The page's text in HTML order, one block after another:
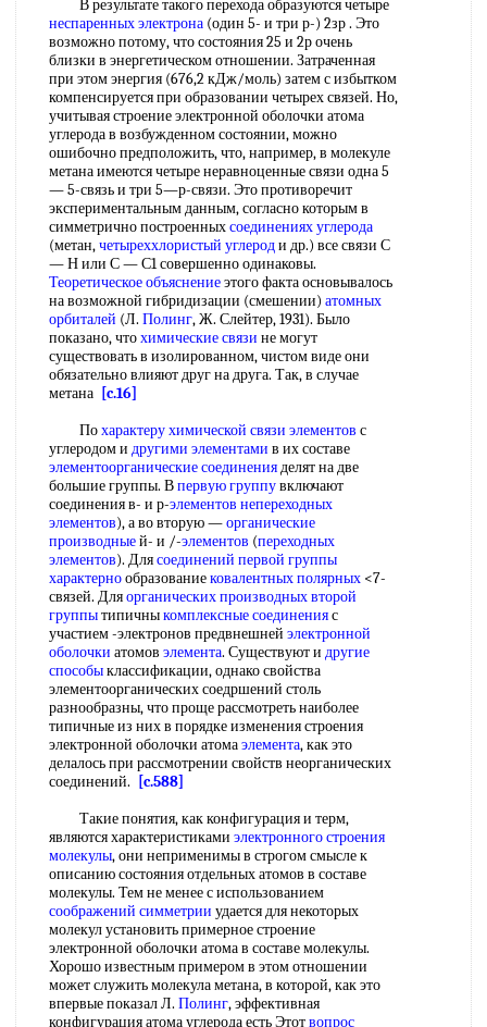
В результате такого перехода образуются четыре
неспаренных электрона (один 5- и три р-) 2зр . Это
возможно потому, что состояния 25 и 2р очень
близки в энергетическом отношении. Затраченная
при этом энергия (676,2 кДж/моль) затем с избытком
компенсируется при образовании четырех связей. Но,
учитывая строение электронной оболочки атома
углерода в возбужденном состоянии, можно
ошибочно предположить, что, например, в молекуле
метана имеются четыре неравноценные связи одна 5
— 5-связь и три 5—р-связи. Это противоречит
экспериментальным данным, согласно которым в
симметрично построенныхсоединениях углерода
(метан,четыреххлористый углероди др.) все связи С
— Н или С — С1 совершенно одинаковы.
Теоретическое объяснениеэтого факта основывалось
на возможной гибридизации (смешении) атомных
орбиталей (Л. Полинг, Ж. Слейтер, 1931). Было
показано, чтохимические связи не могут
существовать в изолированном, чистом виде они
обязательно влияют друг на друга. Так, в случае
метана [c.16]
Похарактеру химической связи элементов с
углеродом и другими элементами в их составе
элементоорганические соединенияделят на две
большие группы. Впервую группувключают
соединения в- и р-элементов непереходных
элементов), а во вторую —органические
производныей- и /-элементов (переходных
элементов). Длясоединений первой группы
характернообразованиековалентных полярных <7-
связей. Дляорганических производныхвторой
группытипичныкомплексные соединенияс
участием -электронов предвнешней электронной
оболочки атомов элемента. Существуют и другие
способыклассификации, однако свойства
элементоорганических соедршений столь
разнообразны, что проще рассмотреть наиболее
типичные из них в порядке изменения строения
электронной оболочки атомаэлемента, как это
делалось при рассмотрении свойств неорганических
соединений.
[c.588]
Такие понятия, как конфигурация и терм,
являются характеристиками электронного строения
молекулы, они неприменимы в строгом смысле к
описанию состояния отдельных атомов в составе
молекулы. Тем не менее с использованием
соображений симметрии удается для некоторых
молекул установить примерное строение
электронной оболочки атома в составе молекулы.
Хорошо известным примером в этом отношении
может служить молекула метана, в которой, как это
впервые показал Л. Полинг, эффективная
конфигурация атома углерода есть Этотвопрос